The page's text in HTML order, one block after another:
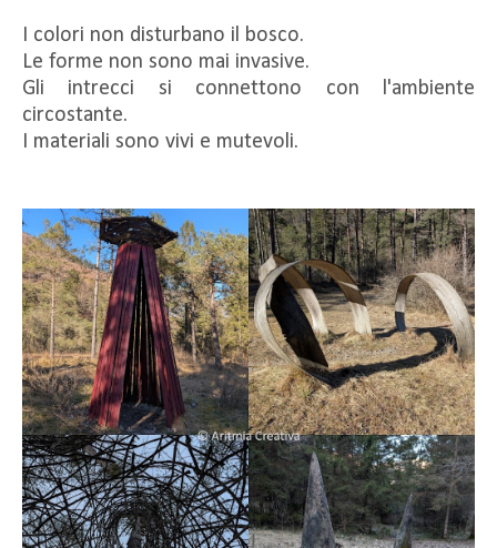
I colori non disturbano il bosco.
Le forme non sono mai invasive.
Gli intrecci si connettono con l'ambiente
circostante.
I materiali sono vivi e mutevoli.